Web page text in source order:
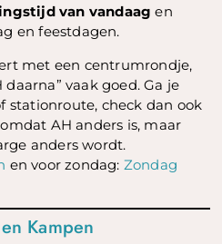
van vandaag en
en feestdagen.
met een centrumrondje,
vaak goed. Ga je
stationroute, check dan ook
AH anders is, maar
anders wordt.
en voor zondag: Zondag
Kampen